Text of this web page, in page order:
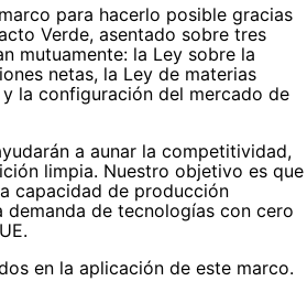
para hacerlo posible gracias
Verde, asentado sobre tres
mutuamente: la Ley sobre la
netas, la Ley de materias
la configuración del mercado de
a aunar la competitividad,
limpia. Nuestro objetivo es que
capacidad de producción
demanda de tecnologías con cero
en la aplicación de este marco.